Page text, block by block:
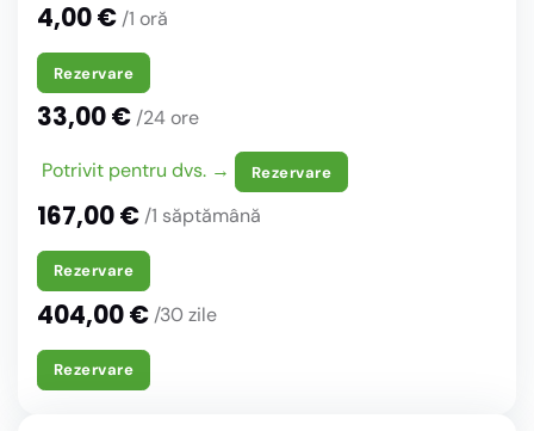
4,00 € /1 oră
Rezervare
33,00 € /24 ore
Potrivit pentru dvs. → Rezervare
167,00 €/1 săptămână
Rezervare
404,00 €/30 zile
Rezervare